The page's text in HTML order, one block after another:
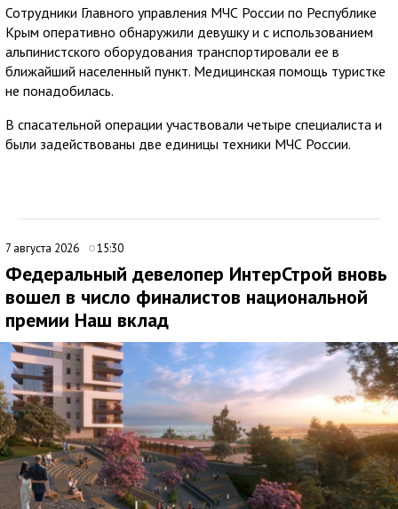
Сотрудники Главного управления МЧС России по Республике
Крым оперативно обнаружили девушку и с использованием
альпинистского оборудования транспортировали ее в
ближайший населенный пункт. Медицинская помощь туристке
не понадобилась.
В спасательной операции участвовали четыре специалиста и
были задействованы две единицы техники МЧС России.
7 августа 2026 15:30
Федеральный девелопер ИнтерСтрой вновь
вошел в число финалистов национальной
премии Наш вклад